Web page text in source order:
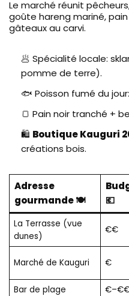
Le marché réunit
goûte hareng mariné,
gâteaux au carvi.
🥟 Spécialité locale:
pomme de terre).
🐟 Poisson fumé du
🍞 Pain noir tranché +
🛍️ Boutique Kauguri
créations bois.
Adresse
gourmande 🍽️
💶
La Terrasse (vue
dunes)
€€
Marché de Kauguri €
Bar de plage